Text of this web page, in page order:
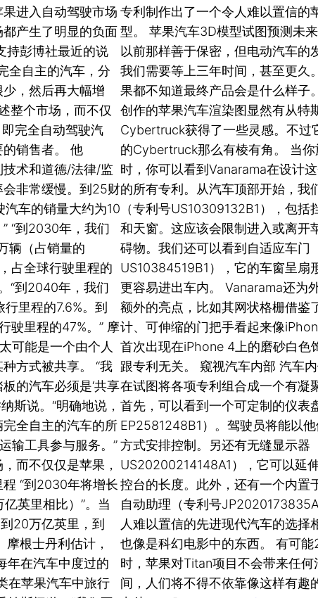
进入自动驾驶市场
产生了明显的负面
持彭博社最近的说
全自主的汽车，分
，然后再大幅增
整个市场，而不仅
完全自动驾驶汽
销售者。 他
术和道德/法律/监
非常缓慢。到25财
车的销量大约为10
“到2030年，我们
辆（占销量的
占全球行驶里程的
“到2040年，我们
里程的7.6%。到
驶里程的47%。” 摩
可能是一个由个人
方式被共享。 “我
的汽车必须是‘共享
斯说。“明确地说，
全自主的汽车的所
输工具参与服务。”
而不仅仅是苹果，
“到2030年将增长
英里相比）”。当
20万亿英里，到
根士丹利估计，
年在汽车中度过的
在苹果汽车中旅行
专利制作出了一个令人难以置信的
型。 苹果汽车3D模型试图预测未
以前那样善于保密，但电动汽车的
我们需要等上三年时间，甚至更久
果都不知道最终产品会是什么样子
创作的苹果汽车渲染图显然有从特
Cybertruck获得了一些灵感。不过
的Cybertruck那么有棱有角。 当你
时，你可以看到Vanarama在设计
的所有专利。从汽车顶部开始，我
（专利号US10309132B1），包括
和天窗。这应该会限制进入或离开
碍物。我们还可以看到自适应车门
US10384519B1），它的车窗呈扇
更容易进出车内。 Vanarama还为
额外的亮点，比如其网状格栅借鉴
计、可伸缩的门把手看起来像
首次出现在iPhone 4上的磨砂白色
跟专利无关。 窥视汽车内部 汽车
在试图将各项专利组合成一个有凝
首先，可以看到一个可定制的仪表
EP2581248B1）。驾驶员将能以
方式安排控制。另还有无缝显示器
US20200214148A1），它可以延
控台的长度。此外，还有一个内置
自动助理（专利号
人难以置信的先进现代汽车的选择
也像是科幻电影中的东西。 有可
时，苹果对Titan项目不会带来任何
间，人们将不得不依靠像这样有趣